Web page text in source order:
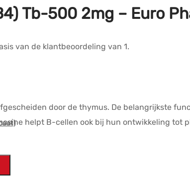
Tb-500 2mg – Euro
van de klantbeoordeling van 1.
door de thymus. De belangrijkste
helpt B-cellen ook bij hun ontwikkeling tot